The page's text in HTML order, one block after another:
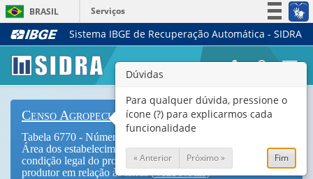
BRASIL
Serviços
Simplifique!
Legislação
Canais
Sistema IBGE de Recuperação Automática - SIDRA
Censo Agropecuário
Tabela 6770 - Número de estabelecimentos agropecuários e
Área dos estabelecimentos agropecuários, por tipologia,
condição legal do produtor, sexo do produtor e condição do
produtor em relação às terras (Vide Notas)
Dúvidas
Para qualquer dúvida, pressione o
ícone (?) para explicarmos cada
funcionalidade
« Anterior Próximo » Fim